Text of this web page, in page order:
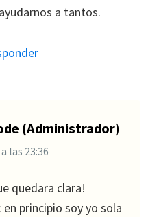
a tantos.
(Administrador)
a las 23:36
quedara clara!
en principio soy yo sola